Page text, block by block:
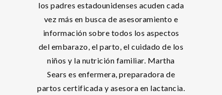
los padres estadounidenses acuden cada
vez más en busca de asesoramiento e
información sobre todos los aspectos
del embarazo, el parto, el cuidado de los
niños y la nutrición familiar. Martha
Sears es enfermera, preparadora de
partos certificada y asesora en lactancia.